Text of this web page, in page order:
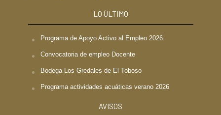
LO ÚLTIMO
Programa de Apoyo Activo al Empleo 2026.
Convocatoria de empleo Docente
Bodega Los Gredales de El Toboso
Programa actividades acuáticas verano 2026
AVISOS